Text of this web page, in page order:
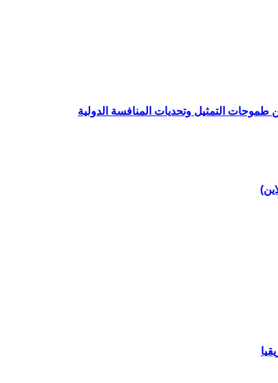
طموحات التمثيل وتحديات المنافسة الدولية